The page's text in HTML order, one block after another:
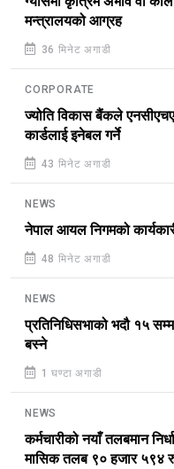
मन्त्रालयको आग्रह
36 मिनेट अगाडी
CORPORATE
ज्योति विकास बैंकले
कार्डलाई इनेबल गर्ने
43 मिनेट अगाडी
NEWS
नेपाल आयल निगमको
48 मिनेट अगाडी
NEWS
प्रतिनिधिसभाको भदौ १५
बस्ने
1 घण्टा अगाडी
NEWS
कर्मचारीको नयाँ तलबमान
मासिक तलब ९० हजार ५९४